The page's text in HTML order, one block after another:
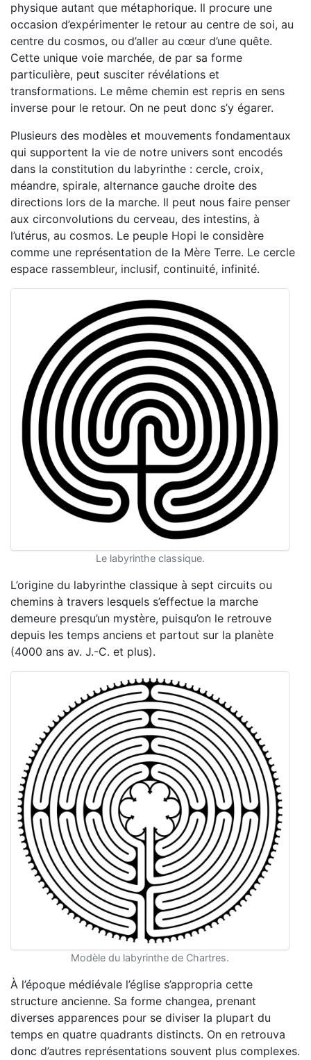
physique autant que métaphorique. Il procure une
occasion d’expérimenter le retour au centre de soi, au
centre du cosmos, ou d’aller au cœur d’une quête.
Cette unique voie marchée, de par sa forme
particulière, peut susciter révélations et
transformations. Le même chemin est repris en sens
inverse pour le retour. On ne peut donc s’y égarer.
Plusieurs des modèles et mouvements fondamentaux
qui supportent la vie de notre univers sont encodés
dans la constitution du labyrinthe : cercle, croix,
méandre, spirale, alternance gauche droite des
directions lors de la marche. Il peut nous faire penser
aux circonvolutions du cerveau, des intestins, à
l’utérus, au cosmos. Le peuple Hopi le considère
comme une représentation de la Mère Terre. Le cercle
espace rassembleur, inclusif, continuité, infinité.
Le labyrinthe classique.
L’origine du labyrinthe classique à sept circuits ou
chemins à travers lesquels s’effectue la marche
demeure presqu’un mystère, puisqu’on le retrouve
depuis les temps anciens et partout sur la planète
(4000 ans av. J.-C. et plus).
Modèle du labyrinthe de Chartres.
À l’époque médiévale l’église s’appropria cette
structure ancienne. Sa forme changea, prenant
diverses apparences pour se diviser la plupart du
temps en quatre quadrants distincts. On en retrouva
donc d’autres représentations souvent plus complexes.